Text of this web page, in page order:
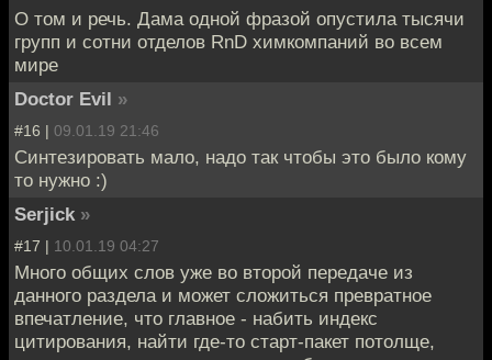
О том и речь. Дама одной фразой опустила тысячи
групп и сотни отделов RnD химкомпаний во всем
мире
Doctor Evil »
#16 | 09.01.19 21:46
Синтезировать мало, надо так чтобы это было кому
то нужно :)
Serjick »
#17 | 10.01.19 04:27
Много общих слов уже во второй передаче из
данного раздела и может сложиться превратное
впечатление, что главное - набить индекс
цитирования, найти где-то старт-пакет потолще,